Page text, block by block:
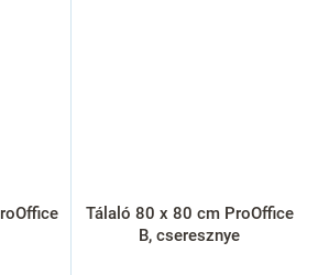
Tálaló 80 x 80 cm ProOffice
B, cseresznye